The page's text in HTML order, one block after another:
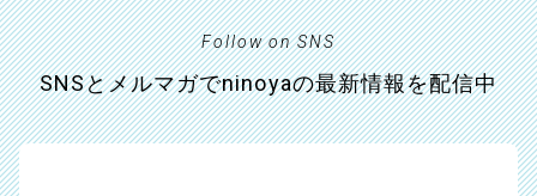
Follow on SNS
SNSとメルマガでninoyaの最新情報を配信中